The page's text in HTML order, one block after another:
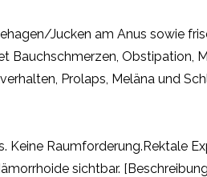
Jucken am Anus sowie
Bauchschmerzen, Obstipation,
Prolaps, Meläna und
Keine Raumforderung.Rektale
sichtbar.